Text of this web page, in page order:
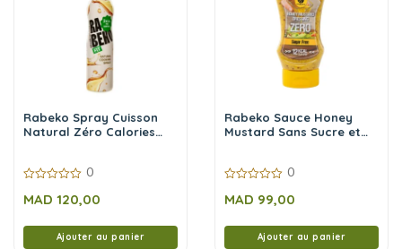
Rabeko Spray Cuisson
Natural Zéro Calories
sur
0
MAD 120,00
Ajouter au panier
Rabeko Sauce Honey
Mustard Sans Sucre et
sur
0
MAD 99,00
Ajouter au panier